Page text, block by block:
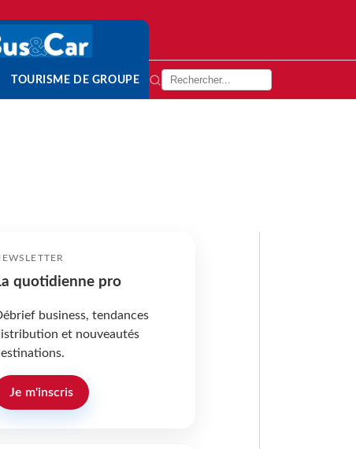
TOURISME DE GROUPE
quotidienne pro
business, tendances
et nouveautés
Je m'inscris